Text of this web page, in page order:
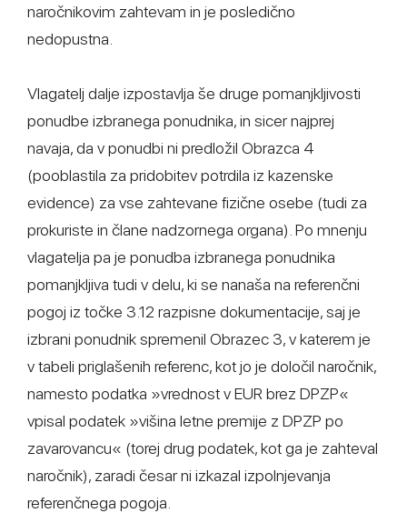
naročnikovim zahtevam in je posledično
nedopustna.
Vlagatelj dalje izpostavlja še druge pomanjkljivosti
ponudbe izbranega ponudnika, in sicer najprej
navaja, da v ponudbi ni predložil Obrazca 4
(pooblastila za pridobitev potrdila iz kazenske
evidence) za vse zahtevane fizične osebe (tudi za
prokuriste in člane nadzornega organa). Po mnenju
vlagatelja pa je ponudba izbranega ponudnika
pomanjkljiva tudi v delu, ki se nanaša na referenčni
pogoj iz točke 3.12 razpisne dokumentacije, saj je
izbrani ponudnik spremenil Obrazec 3, v katerem je
v tabeli priglašenih referenc, kot jo je določil naročnik,
namesto podatka »vrednost v EUR brez DPZP«
vpisal podatek »višina letne premije z DPZP po
zavarovancu« (torej drug podatek, kot ga je zahteval
naročnik), zaradi česar ni izkazal izpolnjevanja
referenčnega pogoja.